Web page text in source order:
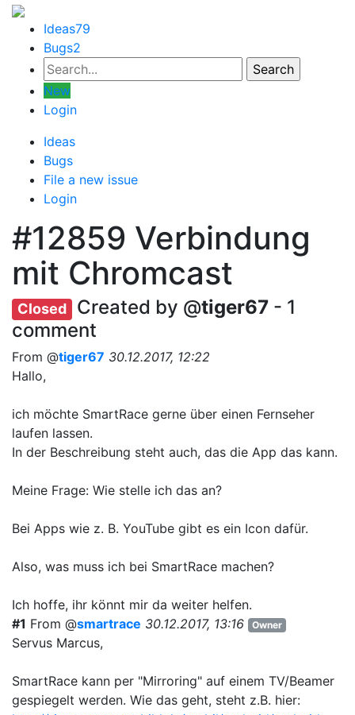
Ideas79
Bugs2
New
Login
Ideas
Bugs
File a new issue
Login
#12859 Verbindung
mit Chromcast
Closed Created by @tiger67 - 1
comment
From @tiger67 30.12.2017, 12:22
Hallo,
ich möchte SmartRace gerne über einen Fernseher
laufen lassen.
In der Beschreibung steht auch, das die App das kann.
Meine Frage: Wie stelle ich das an?
Bei Apps wie z. B. YouTube gibt es ein Icon dafür.
Also, was muss ich bei SmartRace machen?
Ich hoffe, ihr könnt mir da weiter helfen.
#1 From @smartrace 30.12.2017, 13:16 Owner
Servus Marcus,
SmartRace kann per "Mirroring" auf einem TV/Beamer
gespiegelt werden. Wie das geht, steht z.B. hier: